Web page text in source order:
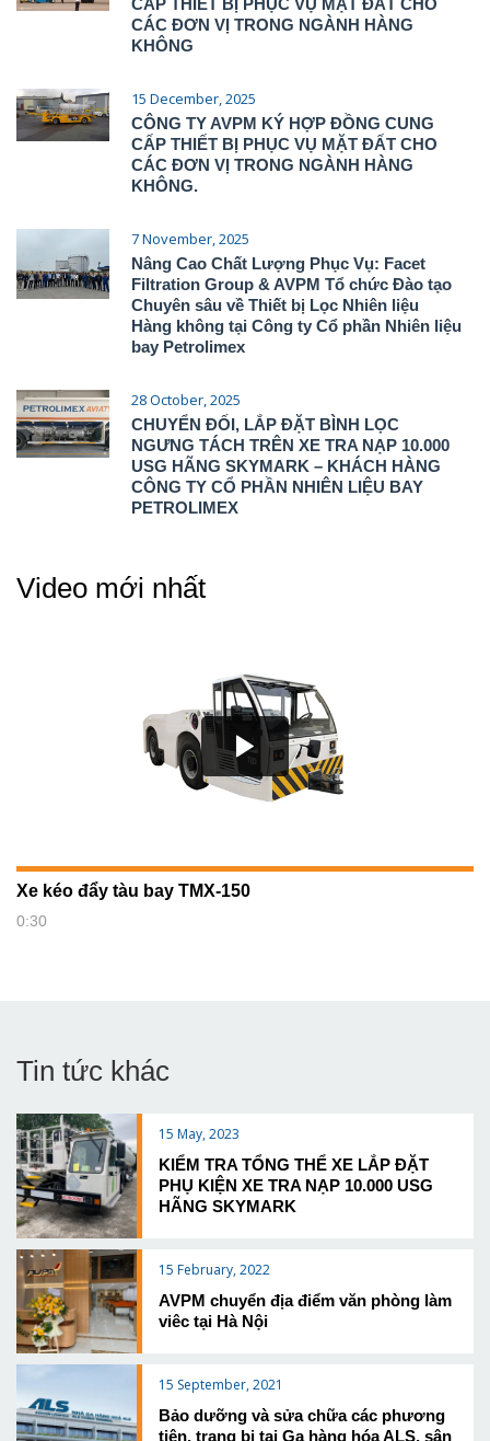
CẤP THIẾT BỊ PHỤC VỤ MẶT ĐẤT CHO
CÁC ĐƠN VỊ TRONG NGÀNH HÀNG
KHÔNG
15 December, 2025
CÔNG TY AVPM KÝ HỢP ĐỒNG CUNG
CẤP THIẾT BỊ PHỤC VỤ MẶT ĐẤT CHO
CÁC ĐƠN VỊ TRONG NGÀNH HÀNG
KHÔNG.
7 November, 2025
Nâng Cao Chất Lượng Phục Vụ: Facet
Filtration Group & AVPM Tổ chức Đào tạo
Chuyên sâu về Thiết bị Lọc Nhiên liệu
Hàng không tại Công ty Cổ phần Nhiên liệu
bay Petrolimex
28 October, 2025
CHUYỂN ĐỐI, LẮP ĐẶT BÌNH LỌC
NGƯNG TÁCH TRÊN XE TRA NẠP 10.000
USG HÃNG SKYMARK – KHÁCH HÀNG
CÔNG TY CỔ PHẦN NHIÊN LIỆU BAY
PETROLIMEX
Video mới nhất
Xe kéo đẩy tàu bay TMX-150
0:30
Tin tức khác
15 May, 2023
KIỂM TRA TỔNG THỂ XE LẮP ĐẶT
PHỤ KIỆN XE TRA NẠP 10.000 USG
HÃNG SKYMARK
15 February, 2022
AVPM chuyển địa điểm văn phòng làm
viêc tại Hà Nội
15 September, 2021
Bảo dưỡng và sửa chữa các phương
tiện, trang bị tại Ga hàng hóa ALS, sân